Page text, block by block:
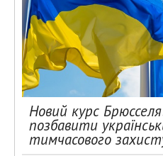
Новий курс
позбавити
тимчасового